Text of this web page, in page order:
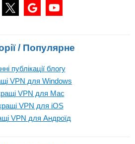
/ Популярне
публікації блогу
VPN для Windows
VPN для Mac
VPN для iOS
VPN для Андроїд